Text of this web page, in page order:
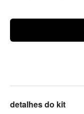
detalhes do kit